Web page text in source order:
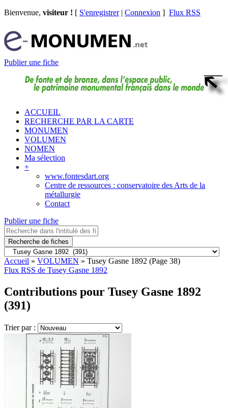
Bienvenue, visiteur ! [ S'enregistrer| Connexion ] Flux RSS
Publier une fiche
ACCUEIL
RECHERCHE PAR LA CARTE
MONUMEN
VOLUMEN
NOMEN
Ma sélection
+
www.fontesdart.org
Centre de ressources : conservatoire des Arts de la
métallurgie
Contact
Publier une fiche
Recherche de fiches
Accueil » VOLUMEN » Tusey Gasne 1892 (Page 38)
Flux RSS de Tusey Gasne 1892
Contributions pour Tusey Gasne 1892
(391)
Trier par :